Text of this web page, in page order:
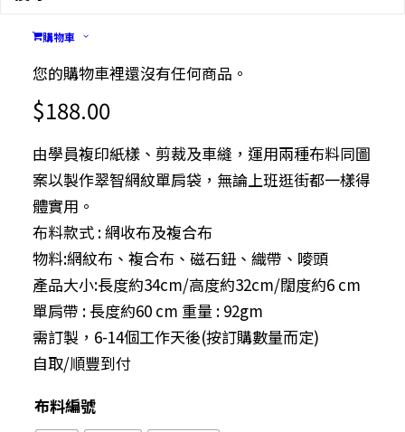
購物車
您的購物車裡還沒有任何商品。
翠智網紋 單肩袋<新年
限定>
$188.00
由學員複印紙樣、剪裁及車縫，運用兩種布料同圖
案以製作翠智網紋單肩袋，無論上班逛街都一樣得
體實用。
布料款式 : 網收布及複合布
物料:網紋布、複合布、磁石鈕、織帶、嘜頭
產品大小:長度約34cm/高度約32cm/闊度約6 cm
單肩帶 : 長度約60 cm 重量 : 92gm
需訂製，6-14個工作天後(按訂購數量而定)
自取/順豐到付
布料編號